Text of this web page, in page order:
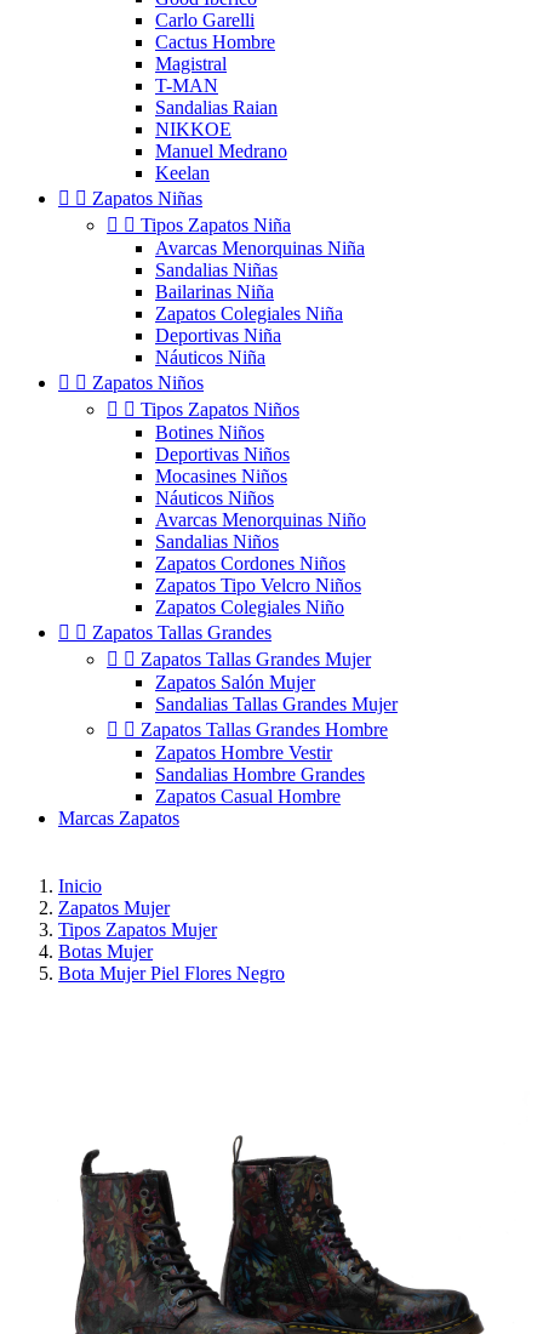
Carlo Garelli
Cactus Hombre
Magistral
T-MAN
Sandalias Raian
NIKKOE
Manuel Medrano
Keelan
  Zapatos Niñas
  Tipos Zapatos Niña
Avarcas Menorquinas Niña
Sandalias Niñas
Bailarinas Niña
Zapatos Colegiales Niña
Deportivas Niña
Náuticos Niña
  Zapatos Niños
  Tipos Zapatos Niños
Botines Niños
Deportivas Niños
Mocasines Niños
Náuticos Niños
Avarcas Menorquinas Niño
Sandalias Niños
Zapatos Cordones Niños
Zapatos Tipo Velcro Niños
Zapatos Colegiales Niño
  Zapatos Tallas Grandes
  Zapatos Tallas Grandes Mujer
Zapatos Salón Mujer
Sandalias Tallas Grandes Mujer
  Zapatos Tallas Grandes Hombre
Zapatos Hombre Vestir
Sandalias Hombre Grandes
Zapatos Casual Hombre
Marcas Zapatos
Inicio
Zapatos Mujer
Tipos Zapatos Mujer
Botas Mujer
Bota Mujer Piel Flores Negro